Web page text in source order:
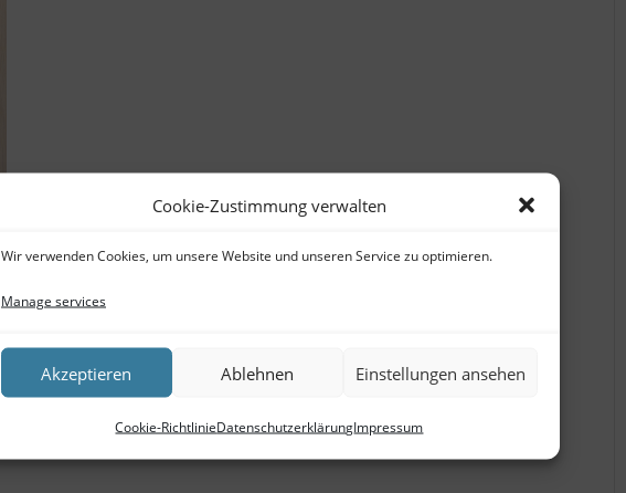
Cookie-Zustimmung verwalten
Wir verwenden Cookies, um unsere Website und unseren Service zu optimieren.
Manage services
Akzeptieren Ablehnen Einstellungen ansehen
Cookie-RichtlinieDatenschutzerklärungImpressum